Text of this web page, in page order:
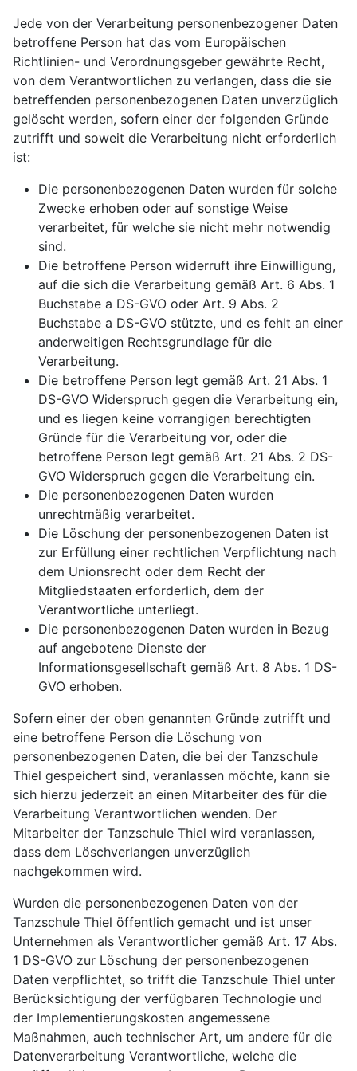
Jede von der Verarbeitung personenbezogener Daten
betroffene Person hat das vom Europäischen
Richtlinien- und Verordnungsgeber gewährte Recht,
von dem Verantwortlichen zu verlangen, dass die sie
betreffenden personenbezogenen Daten unverzüglich
gelöscht werden, sofern einer der folgenden Gründe
zutrifft und soweit die Verarbeitung nicht erforderlich
ist:
Die personenbezogenen Daten wurden für solche
Zwecke erhoben oder auf sonstige Weise
verarbeitet, für welche sie nicht mehr notwendig
sind.
Die betroffene Person widerruft ihre Einwilligung,
auf die sich die Verarbeitung gemäß Art. 6 Abs. 1
Buchstabe a DS-GVO oder Art. 9 Abs. 2
Buchstabe a DS-GVO stützte, und es fehlt an einer
anderweitigen Rechtsgrundlage für die
Verarbeitung.
Die betroffene Person legt gemäß Art. 21 Abs. 1
DS-GVO Widerspruch gegen die Verarbeitung ein,
und es liegen keine vorrangigen berechtigten
Gründe für die Verarbeitung vor, oder die
betroffene Person legt gemäß Art. 21 Abs. 2 DS-
GVO Widerspruch gegen die Verarbeitung ein.
Die personenbezogenen Daten wurden
unrechtmäßig verarbeitet.
Die Löschung der personenbezogenen Daten ist
zur Erfüllung einer rechtlichen Verpflichtung nach
dem Unionsrecht oder dem Recht der
Mitgliedstaaten erforderlich, dem der
Verantwortliche unterliegt.
Die personenbezogenen Daten wurden in Bezug
auf angebotene Dienste der
Informationsgesellschaft gemäß Art. 8 Abs. 1 DS-
GVO erhoben.
Sofern einer der oben genannten Gründe zutrifft und
eine betroffene Person die Löschung von
personenbezogenen Daten, die bei der Tanzschule
Thiel gespeichert sind, veranlassen möchte, kann sie
sich hierzu jederzeit an einen Mitarbeiter des für die
Verarbeitung Verantwortlichen wenden. Der
Mitarbeiter der Tanzschule Thiel wird veranlassen,
dass dem Löschverlangen unverzüglich
nachgekommen wird.
Wurden die personenbezogenen Daten von der
Tanzschule Thiel öffentlich gemacht und ist unser
Unternehmen als Verantwortlicher gemäß Art. 17 Abs.
1 DS-GVO zur Löschung der personenbezogenen
Daten verpflichtet, so trifft die Tanzschule Thiel unter
Berücksichtigung der verfügbaren Technologie und
der Implementierungskosten angemessene
Maßnahmen, auch technischer Art, um andere für die
Datenverarbeitung Verantwortliche, welche die